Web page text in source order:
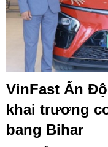
VinFast Ấn
khai trương
bang Bihar